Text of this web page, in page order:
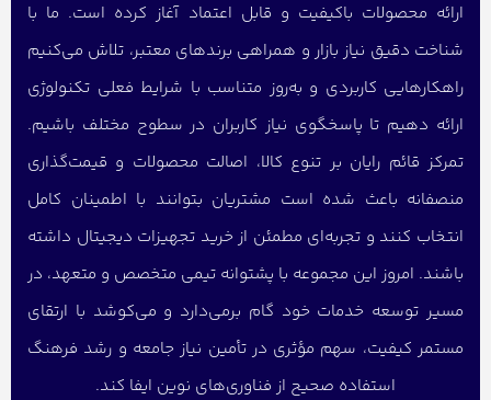
ارائه محصولات باکیفیت و قابل اعتماد آغاز کرده است. ما با
شناخت دقیق نیاز بازار و همراهی برندهای معتبر، تلاش می‌کنیم
راهکارهایی کاربردی و به‌روز متناسب با شرایط فعلی تکنولوژی
ارائه دهیم تا پاسخگوی نیاز کاربران در سطوح مختلف باشیم.
تمرکز قائم رایان بر تنوع کالا، اصالت محصولات و قیمت‌گذاری
منصفانه باعث شده است مشتریان بتوانند با اطمینان کامل
انتخاب کنند و تجربه‌ای مطمئن از خرید تجهیزات دیجیتال داشته
باشند. امروز این مجموعه با پشتوانه تیمی متخصص و متعهد، در
مسیر توسعه خدمات خود گام برمی‌دارد و می‌کوشد با ارتقای
مستمر کیفیت، سهم مؤثری در تأمین نیاز جامعه و رشد فرهنگ
استفاده صحیح از فناوری‌های نوین ایفا کند.